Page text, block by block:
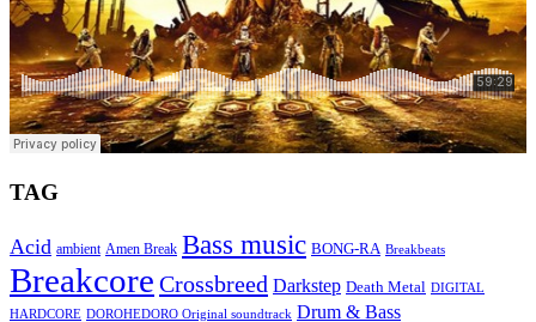
TAG
Acid ambient Amen Break Bass music BONG-RA Breakbeats
Breakcore Crossbreed Darkstep Death Metal DIGITAL
HARDCORE DOROHEDORO Original soundtrack Drum & Bass